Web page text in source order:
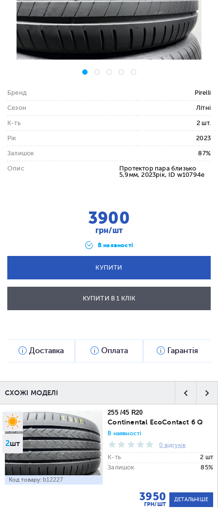
Бренд Pirelli
Сезон Літні
К-ть 2 шт.
Рік 2023
Залишок 87%
Опис
Протектор пара близько
5,9мм, 2023рік, ID w10794e
3900
грн/шт
В наявності
КУПИТИ
ВІДПРАВИТИ
КУПИТИ В 1 КЛІК
Доставка Оплата Гарантія
СХОЖІ МОДЕЛІ
2шт
Код товару: b12227
255 /45 R20
Continental EcoContact 6 Q
В наявності
0 відгуків
К-ть
2 шт
Залишок
85%
3950
ГРН/ШТ
ДЕТАЛЬНІШЕ